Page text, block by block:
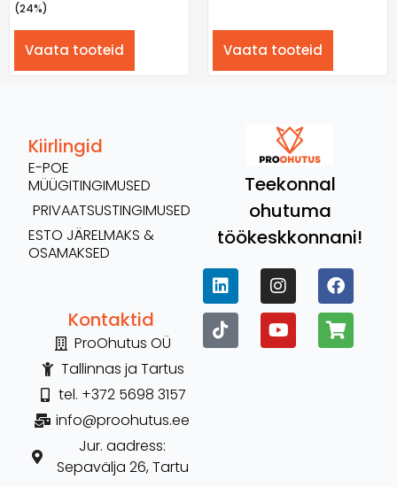
(24%)
Vaata tooteid Vaata tooteid
Teekonnal
ohutuma
töökeskkonnani!
Kontaktid
ProOhutus OÜ
Tallinnas ja Tartus
tel. +372 5698 3157
info@proohutus.ee
Jur. aadress:
Sepavälja 26, Tartu
Kiirlingid
E-POE
MÜÜGITINGIMUSED
PRIVAATSUSTINGIMUSED
ESTO JÄRELMAKS &
OSAMAKSED